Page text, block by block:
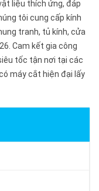
liệu thích ứng, đáp
tôi cung cấp kính
tranh, tủ kính, cửa
Cam kết gia công
tốc tận nơi tại các
máy cắt hiện đại lấy